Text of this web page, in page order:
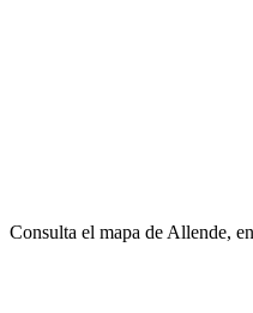
Consulta el mapa de Allende,